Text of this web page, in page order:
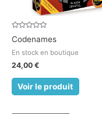
Note
0
5
Codenames
En stock en boutique
24,00 €
Voir le produit